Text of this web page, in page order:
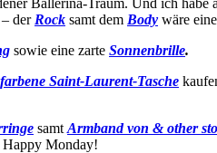
der Rock samt dem Body wäre
sowie eine zarte Sonnenbrille.
Saint-Laurent-Tasche
samt Armband von & other
Happy Monday!